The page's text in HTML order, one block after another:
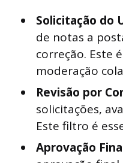
Solicitação do
de notas a
correção. Este
moderação
Revisão por
solicitações,
Este filtro é
Aprovação